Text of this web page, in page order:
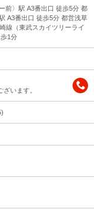
前〉駅 A3番出口 徒歩5分 都
A3番出口 徒歩5分 都営浅草
線（東武スカイツリーライ
1分
います。